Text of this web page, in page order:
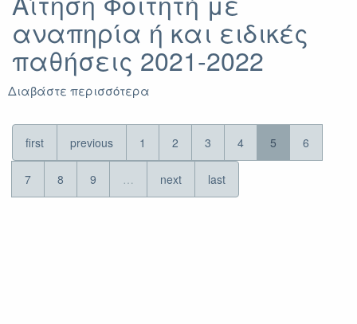
για
Erasmus+
για
Σπουδές
2022-
αναπηρία ή και ειδικές
παθήσεις 2021-2022
Διαβάστε περισσότερα
Φοιτητή
αναπηρία
first previous 1 2 3 4 5 6
7 8 9 … next last